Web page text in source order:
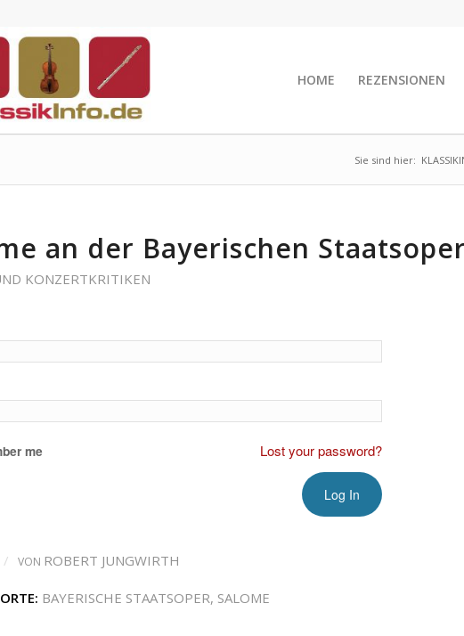
HOME REZENSIONEN
Sie sind hier:
an der Bayerischen Staatsoper
KONZERTKRITIKEN
me Lost your password?
/ VON ROBERT JUNGWIRTH
BAYERISCHE STAATSOPER, SALOME